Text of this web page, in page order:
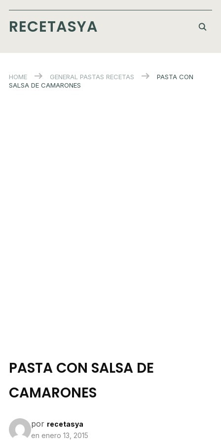
RECETASYA
HOME GENERAL PASTAS RECETAS
PASTA CON
SALSA DE CAMARONES
PASTA CON SALSA DE
CAMARONES
por recetasya
en enero 13, 2015